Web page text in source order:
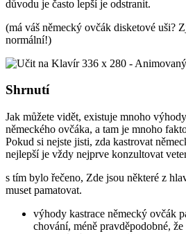
důvodu je často lepší je odstranit.
(má váš německý ovčák disketové uši?
normální!)
Shrnutí
Jak můžete vidět, existuje mnoho
německého ovčáka, a tam je mnoho
Pokud si nejste jisti, zda kastrovat
nejlepší je vždy nejprve konzultovat
s tím bylo řečeno, Zde jsou některé z
muset pamatovat.
výhody kastrace německý ovčák
chování, méně pravděpodobné, že